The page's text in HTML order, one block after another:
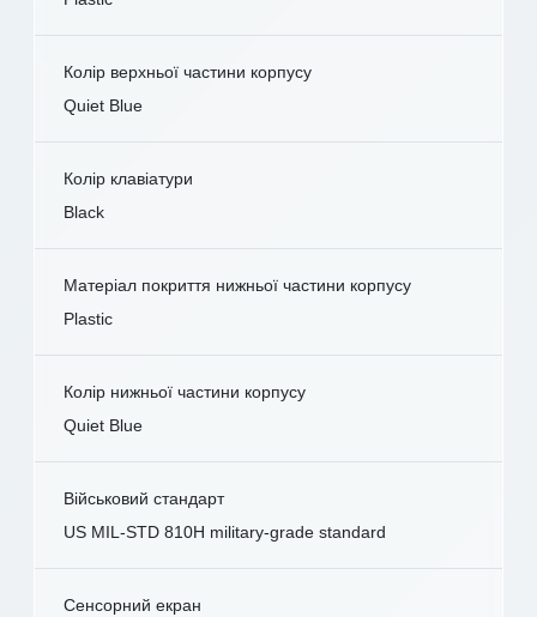
Колір верхньої частини корпусу
Quiet Blue
Колір клавіатури
Black
Матеріал покриття нижньої частини корпусу
Plastic
Колір нижньої частини корпусу
Quiet Blue
Військовий стандарт
US MIL-STD 810H military-grade standard
Сенсорний екран